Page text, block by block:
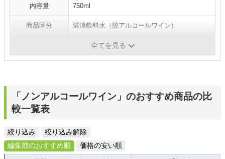
内容量 750ml
商品区分 清涼飲料水（脱アルコールワイン）
ドイツ全てを見る
「ノンアルコールワイン」のおすすめ商品の比
較一覧表
絞り込み
絞り込み解除
編集部のおすすめ順
価格の安い順